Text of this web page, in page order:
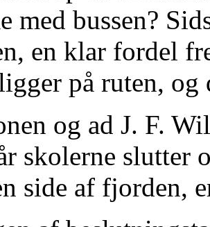
med bussen?
en klar fordel
på ruten, og
og ad J. F.
skolerne slutter
side af fjorden,